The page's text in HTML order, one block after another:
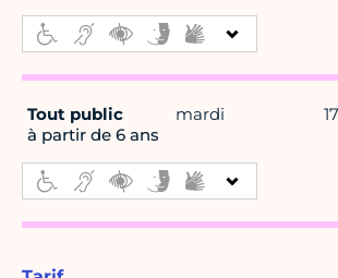
Tout public
à partir de 6 ans
mardi